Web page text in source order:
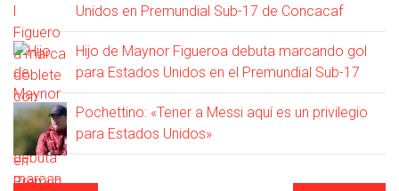
Unidos en Premundial Sub-17 de Concacaf
Hijo de Maynor Figueroa debuta marcando gol
para Estados Unidos en el Premundial Sub-17
Pochettino: «Tener a Messi aquí es un privilegio
para Estados Unidos»